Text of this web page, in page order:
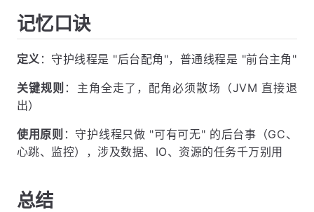
记忆口诀
定义 ：守护线程是 "后台配角"，普通线程是 "前台主角"
关键规则 ：主角全走了，配角必须散场（JVM 直接退
出）
使用原则 ：守护线程只做 "可有可无" 的后台事（GC、
心跳、监控），涉及数据、IO、资源的任务千万别用
总结